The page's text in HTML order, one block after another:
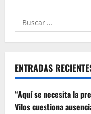
Buscar
por:
ENTRADAS
“Aquí se necesita la
Vilos cuestiona